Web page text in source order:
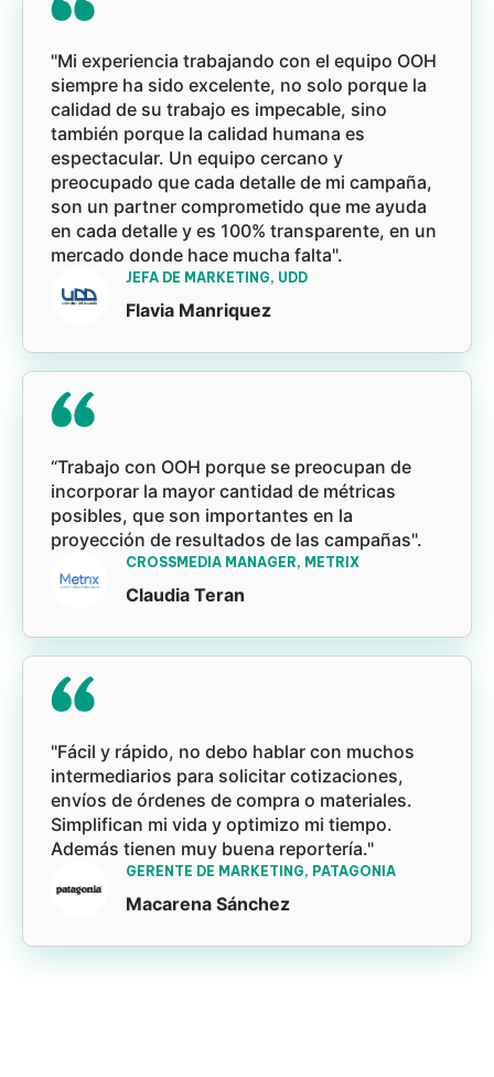
"Mi experiencia trabajando con el equipo OOH
siempre ha sido excelente, no solo porque la
calidad de su trabajo es impecable, sino
también porque la calidad humana es
espectacular. Un equipo cercano y
preocupado que cada detalle de mi campaña,
son un partner comprometido que me ayuda
en cada detalle y es 100% transparente, en un
mercado donde hace mucha falta".
JEFA DE MARKETING, UDD
Flavia Manriquez
“Trabajo con OOH porque se preocupan de
incorporar la mayor cantidad de métricas
posibles, que son importantes en la
proyección de resultados de las campañas".
CROSSMEDIA MANAGER, METRIX
Claudia Teran
"Fácil y rápido, no debo hablar con muchos
intermediarios para solicitar cotizaciones,
envíos de órdenes de compra o materiales.
Simplifican mi vida y optimizo mi tiempo.
Además tienen muy buena reportería."
GERENTE DE MARKETING, PATAGONIA
Macarena Sánchez